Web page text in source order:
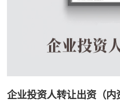
企业投资人转让出资（内